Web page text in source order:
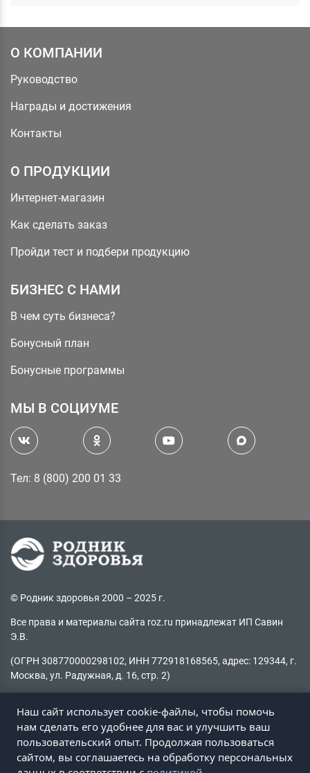
О КОМПАНИИ
Руководство
Награды и достижения
Контакты
О ПРОДУКЦИИ
Интернет-магазин
Как сделать заказ
Пройди тест и подбери продукцию
БИЗНЕС С НАМИ
В чем суть бизнеса?
Бонусный план
Бонусные программы
МЫ В СОЦИУМЕ
Тел: 8 (800) 200 01 33
© Родник здоровья 2000 – 2025 г.
Все права и материалы сайта roz.ru принадлежат ИП Савин
Э.В.
(ОГРН 308770000298102, ИНН 772918168565, адрес: 129344, г.
Москва, ул. Радужная, д. 16, стр. 2)
запрещено
Не нашли информацию на сайте?
Пишите наclient@roz.ru
Наш сайт использует cookie-файлы, чтобы помочь
нам сделать его удобнее для вас и улучшить ваш
пользовательский опыт. Продолжая пользоваться
сайтом, вы соглашаетесь на обработку персональных